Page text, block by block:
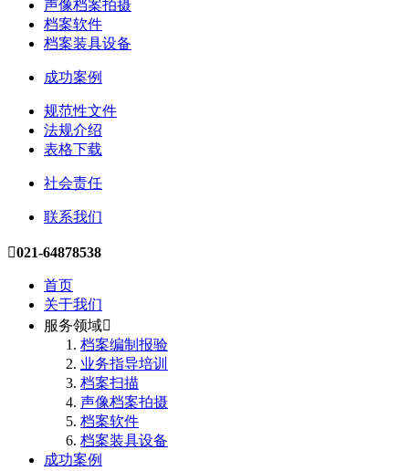
声像档案拍摄
档案软件
档案装具设备
成功案例
规范性文件
法规介绍
表格下载
社会责任
联系我们
021-64878538
首页
关于我们
服务领域
档案编制报验
业务指导培训
档案扫描
声像档案拍摄
档案软件
档案装具设备
成功案例